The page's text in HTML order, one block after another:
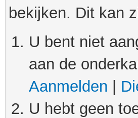
bekijken. Dit kan
U bent niet
aan de
Aanmelden
U hebt geen